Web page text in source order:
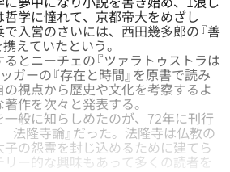
学に憧れて、京都帝大をめざし
入営のさいには、西田幾多郎の『善
えていたという。
とニーチェの『ツァラトゥストラは
ガーの『存在と時間』を原書で読み
視点から歴史や文化を考察するよ
作を次々と発表する。
般に知らしめたのが、72年に刊行
法隆寺論』だった。法隆寺は仏教の
の怨霊を封じ込めるために建てら
ー的な興味もあって多くの読者を